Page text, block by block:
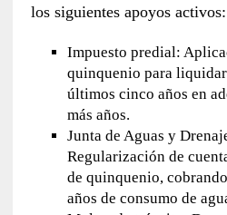
los siguientes apoyos activos:
Impuesto predial:
quinquenio para
últimos cinco años en
más años.
Junta de Aguas y
Regularización de
de quinquenio,
años de consumo de